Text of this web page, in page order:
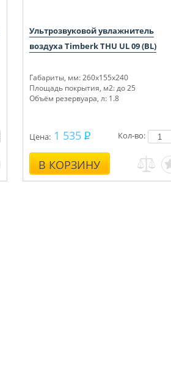
Ультрозвуковой увлажнитель
воздуха Timberk THU UL 09 (BL)
Габариты, мм: 260x155x240
Площадь покрытия, м2: до 25
Объём резервуара, л: 1.8
Цена: 1 535
В КОРЗИНУ
Кол-во: